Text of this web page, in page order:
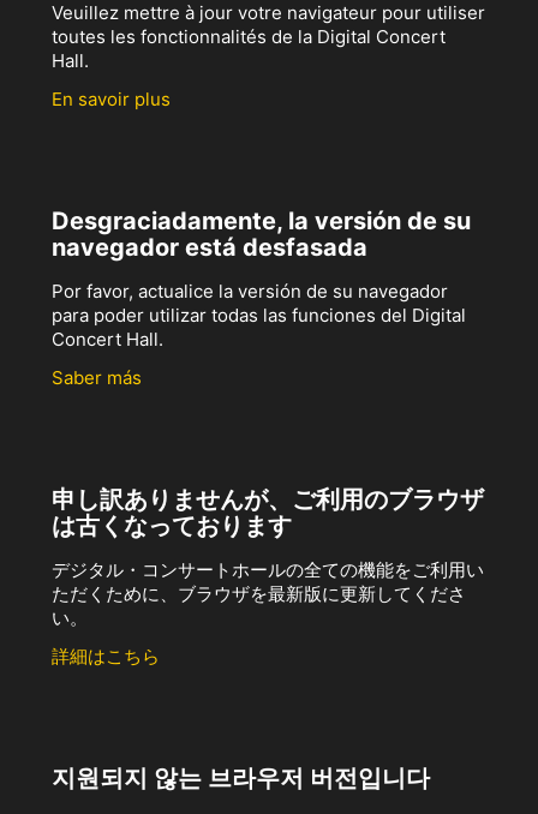
Veuillez mettre à jour votre navigateur pour utiliser
toutes les fonctionnalités de la Digital Concert
Hall.
En savoir plus
Desgraciadamente, la versión de su
navegador está desfasada
Por favor, actualice la versión de su navegador
para poder utilizar todas las funciones del Digital
Concert Hall.
Saber más
申し訳ありませんが、ご利用のブラウザ
は古くなっております
デジタル・コンサートホールの全ての機能をご利用い
ただくために、ブラウザを最新版に更新してくださ
い。
詳細はこちら
지원되지 않는 브라우저 버전입니다